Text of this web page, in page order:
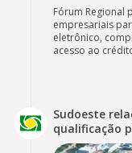
Fórum Regional
empresariais
eletrônico,
acesso ao
Sudoeste
qualificação